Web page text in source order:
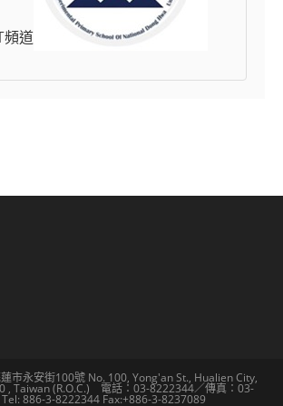
頻道
市永安街100號 No. 100, Yong'an St., Hualien City,
, Taiwan (R.O.C.) 電話：03-8222344／傳真：03-
886-3-8222344 Fax:+886-3-8237089